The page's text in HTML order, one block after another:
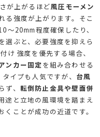
が上がるほど風圧モーメン
る強度が上がります。そこ
〜20mm程度確保したり、
選ぶと、必要強度を抑えら
け 強度を優先する場合、
ンカー固定 を組み合わせる
イプも人気ですが、 台風
、 転倒防止金具や壁面併
途と立地の風環境を踏まえ
ことが成功の近道です。